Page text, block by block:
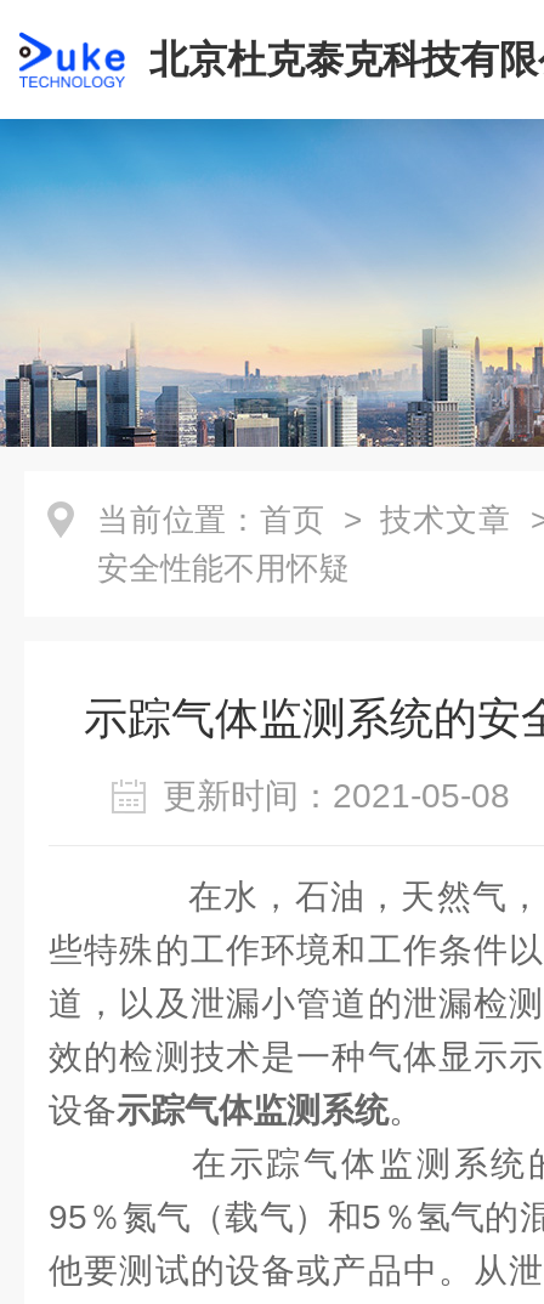
北京杜克泰克科技有
当前位置： 首页 > 技术文章
安全性能不用怀疑
示踪气体监测系统的安
更新时间：2021-05-
在水，石油，天然气，
些特殊的工作环境和工作条件
道，以及泄漏小管道的泄漏检
效的检测技术是一种气体显示
设备示踪气体监测系统。
在示踪气体监测系统
95％氮气（载气）和5％氢气的
他要测试的设备或产品中。从